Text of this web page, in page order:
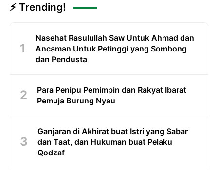
⚡ Trending!
Nasehat Rasulullah Saw Untuk Ahmad dan
Ancaman Untuk Petinggi yang Sombong
dan Pendusta
Para Penipu Pemimpin dan Rakyat Ibarat
Pemuja Burung Nyau
Ganjaran di Akhirat buat Istri yang Sabar
dan Taat, dan Hukuman buat Pelaku
Qodzaf